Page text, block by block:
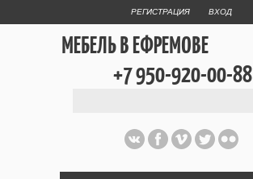
РЕГИСТРАЦИЯ ВХОД
МЕБЕЛЬ В ЕФРЕМОВЕ
+7 950-920-00-88